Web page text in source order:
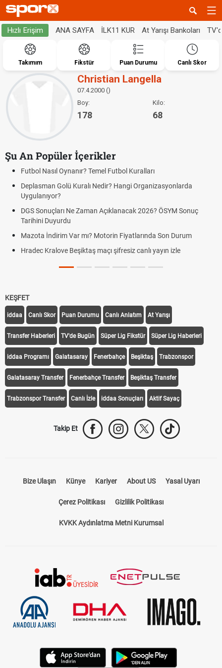
Hızlı Erişim ANA SAYFA İLK11 KUR At Yarışı Bankoları
Takımım Fikstür Puan Durumu Canlı Skor
Christian Langella
07.4.2000 ()
Boy:
178
Kilo:
68
Şu An Popüler İçerikler
Futbol Nasıl Oynanır? Temel Futbol Kuralları
Deplasman Golü Kuralı Nedir? Hangi Organizasyonlarda
Uygulanıyor?
DGS Sonuçları Ne Zaman Açıklanacak 2026? ÖSYM Sonuç
Tarihini Duyurdu
Mazota İndirim Var mı? Motorin Fiyatlarında Son Durum
Hradec Kralove Beşiktaş maçı şifresiz canlı yayın izle
KEŞFET
iddaa Canlı Skor Puan Durumu Canlı Anlatım At Yarışı
Transfer Haberleri TV'de Bugün Süper Lig Fikstür Süper Lig Haberleri
iddaa Programı Galatasaray Fenerbahçe Beşiktaş Trabzonspor
Galatasaray Transfer Fenerbahçe Transfer Beşiktaş Transfer
Trabzonspor Transfer Canlı İzle iddaa Sonuçları Aktif Sayaç
Takip Et
Bize Ulaşın Künye Kariyer About US Yasal Uyarı
Çerez Politikası Gizlilik Politikası
KVKK Aydınlatma Metni Kurumsal